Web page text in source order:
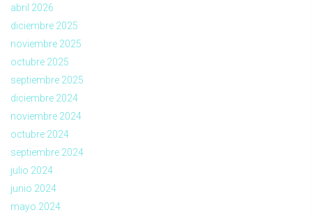
abril 2026
diciembre 2025
noviembre 2025
octubre 2025
septiembre 2025
diciembre 2024
noviembre 2024
octubre 2024
septiembre 2024
julio 2024
junio 2024
mayo 2024